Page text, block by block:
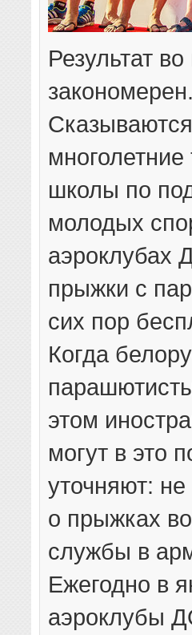
Результат
закономерен.
Сказываются
школы по
молодых
аэроклубах
прыжки с
сих пор
Когда
этом
могут в это
уточняют:
о прыжках
службы в
Ежегодно в
аэроклубы